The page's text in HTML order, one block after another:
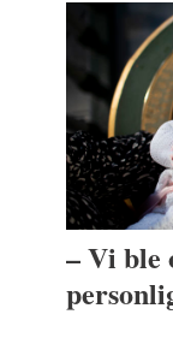
– Vi ble